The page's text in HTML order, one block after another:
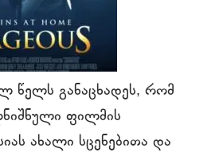
წელს განაცხადეს, რომ
ფილმის
ახალი სცენებითა და